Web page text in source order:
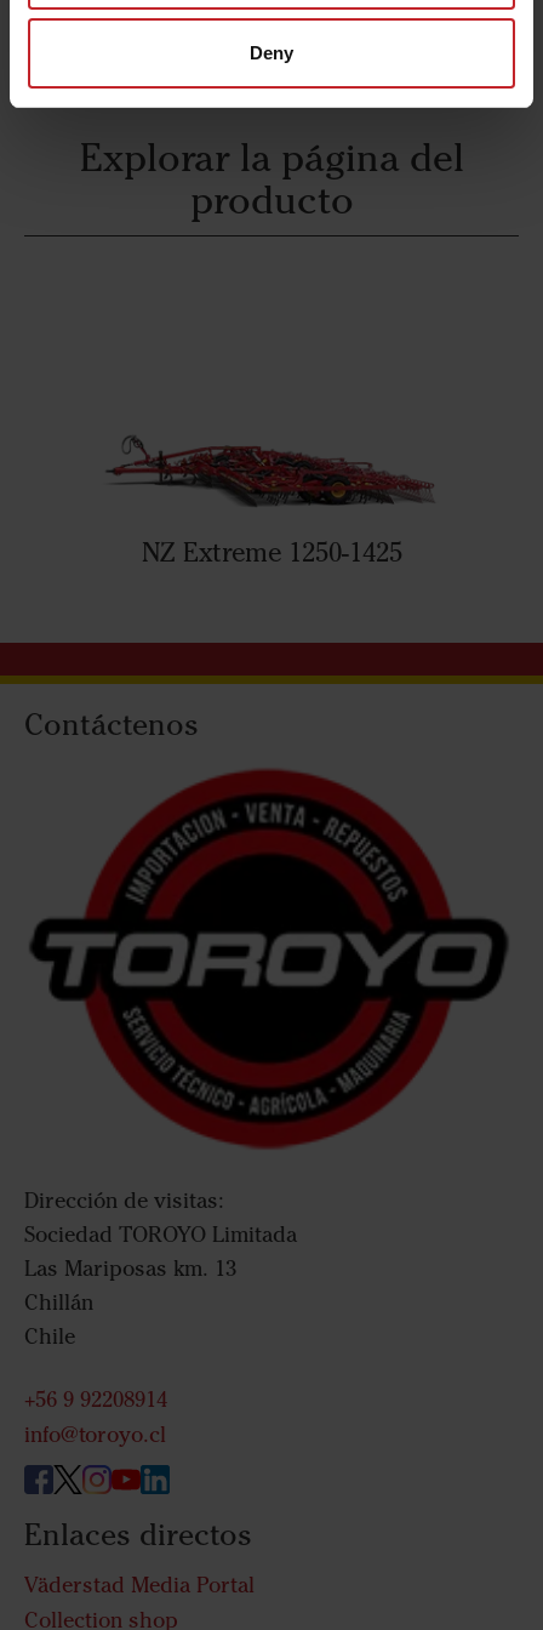
Deny
¡Utilice nuestra búsqueda!
Explorar la página del
producto
NZ Extreme 1250-1425
Contáctenos
Dirección de visitas:
Sociedad TOROYO Limitada
Las Mariposas km. 13
Chillán
Chile
+56 9 92208914
info@toroyo.cl
Enlaces directos
Väderstad Media Portal
Collection shop